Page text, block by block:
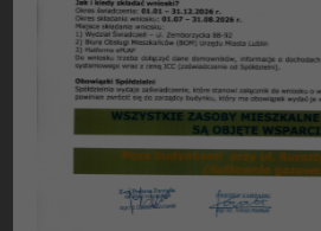
ZEBRANIA
Spółdzielni Mieszkaniowej
Protokół
z Zebrania Przedstawicieli
Mieszkaniowej
w dniu
Obecnych według załączonej